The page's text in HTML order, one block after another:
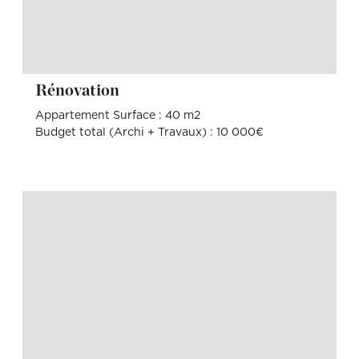
Rénovation
Appartement Surface : 40 m2
Budget total (Archi + Travaux) : 10 000€